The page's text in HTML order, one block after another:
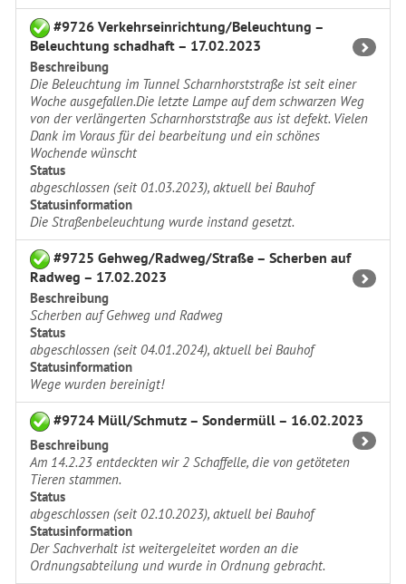
#9726 Verkehrseinrichtung/Beleuchtung –
Beleuchtung schadhaft – 17.02.2023
Beschreibung
Die Beleuchtung im Tunnel Scharnhorststraße ist seit einer
Woche ausgefallen.Die letzte Lampe auf dem schwarzen Weg
von der verlängerten Scharnhorststraße aus ist defekt. Vielen
Dank im Voraus für dei bearbeitung und ein schönes
Wochende wünscht
Status
abgeschlossen (seit 01.03.2023), aktuell bei Bauhof
Statusinformation
Die Straßenbeleuchtung wurde instand gesetzt.
#9725 Gehweg/Radweg/Straße – Scherben auf
Radweg – 17.02.2023
Beschreibung
Scherben auf Gehweg und Radweg
Status
abgeschlossen (seit 04.01.2024), aktuell bei Bauhof
Statusinformation
Wege wurden bereinigt!
#9724 Müll/Schmutz – Sondermüll – 16.02.2023
Beschreibung
Am 14.2.23 entdeckten wir 2 Schaffelle, die von getöteten
Tieren stammen.
Status
abgeschlossen (seit 02.10.2023), aktuell bei Bauhof
Statusinformation
Der Sachverhalt ist weitergeleitet worden an die
Ordnungsabteilung und wurde in Ordnung gebracht.